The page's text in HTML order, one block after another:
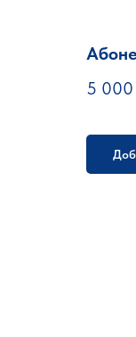
5 000